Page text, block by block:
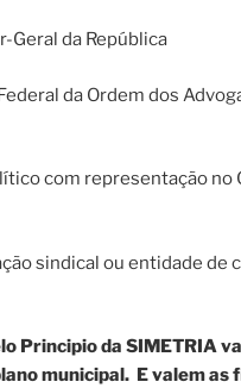
Geral da República
da Ordem dos
com representação no
sindical ou entidade de
Principio da SIMETRIA
municipal. E valem as